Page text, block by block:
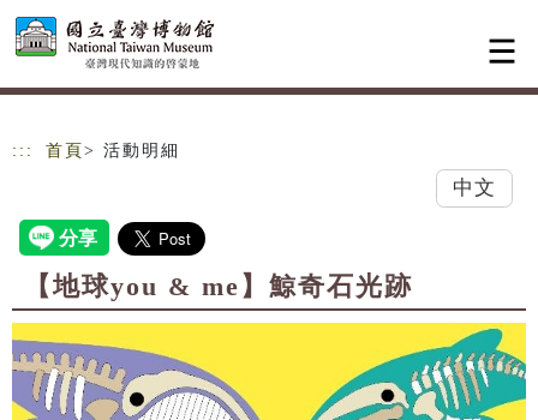
跳到主要內容
網站導覽
::: 首頁 > 活動明細
中文
【地球you & me】鯨奇石光跡